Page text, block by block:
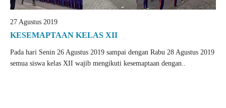
27 Agustus 2019
KESEMAPTAAN KELAS XII
Pada hari Senin 26 Agustus 2019 sampai dengan Rabu 28 Agustus 2019
semua siswa kelas XII wajib mengikuti kesemaptaan dengan..